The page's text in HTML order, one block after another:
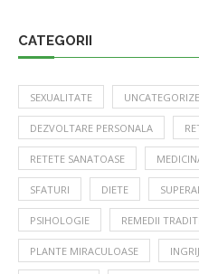
CATEGORII
SEXUALITATE
DEZVOLTARE PERSONALA
RETETE SANATOASE
SFATURI DIETE
PSIHOLOGIE REMEDII
PLANTE MIRACULOASE